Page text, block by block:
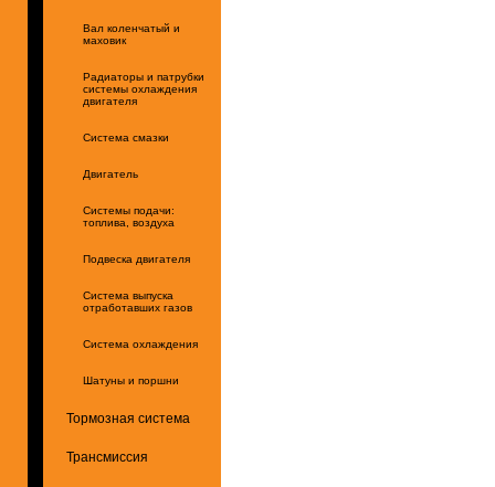
Вал коленчатый и
маховик
Радиаторы и патрубки
системы охлаждения
двигателя
Система смазки
Двигатель
Системы подачи:
топлива, воздуха
Подвеска двигателя
Система выпуска
отработавших газов
Система охлаждения
Шатуны и поршни
Тормозная система
Трансмиссия